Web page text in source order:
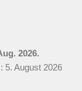
2026.
5. August 2026